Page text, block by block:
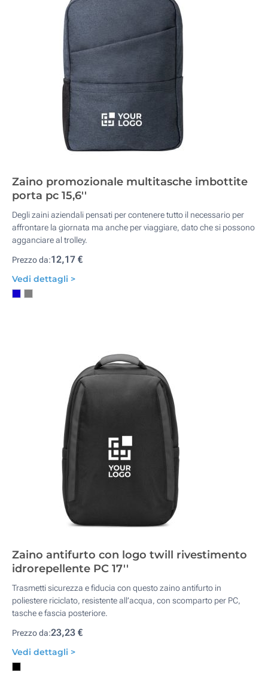
Zaino promozionale multitasche imbottite
porta pc 15,6''
Degli zaini aziendali pensati per contenere tutto il necessario per
affrontare la giornata ma anche per viaggiare, dato che si possono
agganciare al trolley.
Prezzo da:12,17 €
Vedi dettagli >
Zaino antifurto con logo twill rivestimento
idrorepellente PC 17''
Trasmetti sicurezza e fiducia con questo zaino antifurto in
poliestere riciclato, resistente all’acqua, con scomparto per PC,
tasche e fascia posteriore.
Prezzo da:23,23 €
Vedi dettagli >